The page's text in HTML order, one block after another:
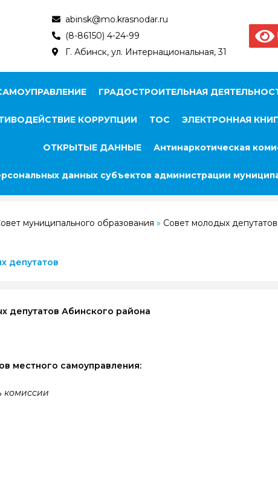
abinsk@mo.krasnodar.ru
(8-86150) 4-24-99
Г. Абинск, ул. Интернациональная, 31
ГРАДОСТРОИТЕЛЬНАЯ
КОРРУПЦИИ ТОС ЭЛЕКТРОННАЯ
ОТКРЫТЫЕ ДАННЫЕ Антинаркотическая
данных субъектов администрации
муниципального образования » Совет молодых депутатов
депутатов
депутатов Абинского района
местного самоуправления:
комиссии